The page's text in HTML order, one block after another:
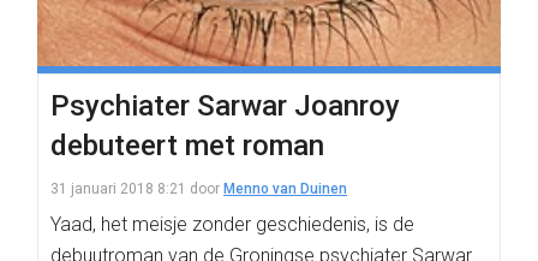
Psychiater Sarwar Joanroy
debuteert met roman
31 januari 2018 8:21 door Menno van Duinen
Yaad, het meisje zonder geschiedenis, is de
debuutroman van de Groningse psychiater Sarwar